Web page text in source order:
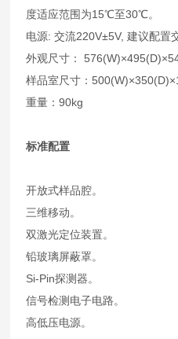
度适应范围为15℃至30℃。
电源: 交流220V±5V, 建议配置
外观尺寸：
样品室尺寸：
重量：90kg
标准配置
开放式样品腔。
三维移动。
双激光定位装置。
铅玻璃屏蔽罩。
Si-Pin探测器。
信号检测电子电路。
高低压电源。